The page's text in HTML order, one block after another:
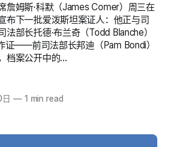
詹姆斯·科默（James Comer）周三在
布下一批爱泼斯坦案证人：他正与司
部长托德·布兰奇（Todd Blanche）
证——前司法部长邦迪（Pam Bondi）
档案公开中的…
—1 min read